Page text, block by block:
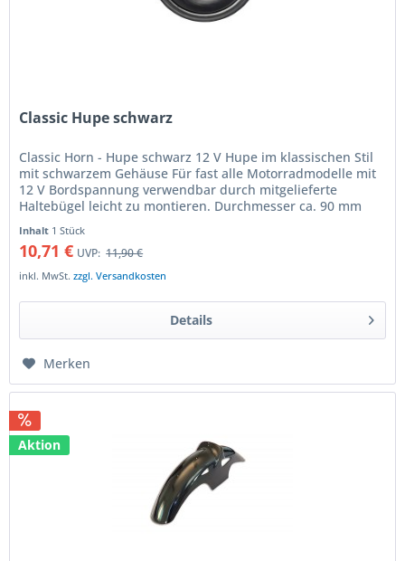
Classic Hupe schwarz
Classic Horn - Hupe schwarz 12 V Hupe im klassischen Stil
mit schwarzem Gehäuse Für fast alle Motorradmodelle mit
12 V Bordspannung verwendbar durch mitgelieferte
Haltebügel leicht zu montieren. Durchmesser ca. 90 mm
Inhalt 1 Stück
10,71 € UVP: 11,90 €
inkl. MwSt.zzgl. Versandkosten
Details
Merken
Aktion